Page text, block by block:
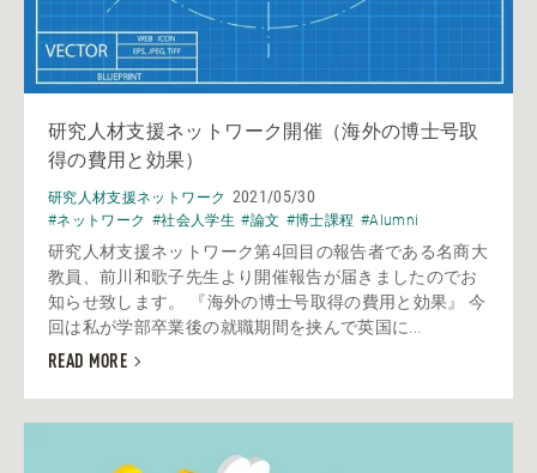
研究人材支援ネットワーク開催（海外の博士号取
得の費用と効果）
研究人材支援ネットワーク 2021/05/30
#ネットワーク #社会人学生 #論文 #博士課程 #Alumni
研究人材支援ネットワーク第4回目の報告者である名商大
教員、前川和歌子先生より開催報告が届きましたのでお
知らせ致します。 『海外の博士号取得の費用と効果』 今
回は私が学部卒業後の就職期間を挟んで英国に...
READ MORE